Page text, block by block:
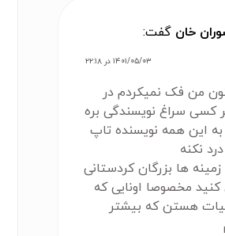
خان گفت:
۱۴۰۱/۰۵/۰۳ در ۲۲:۱۸
من فک نمیکردم در
کسی سراغ نویسندگی بره
این همه نویسنده تاپ
نکنه
ها بزرگان کردستانی
کنید مخصوصا اونایی که
هستن که بیشتر